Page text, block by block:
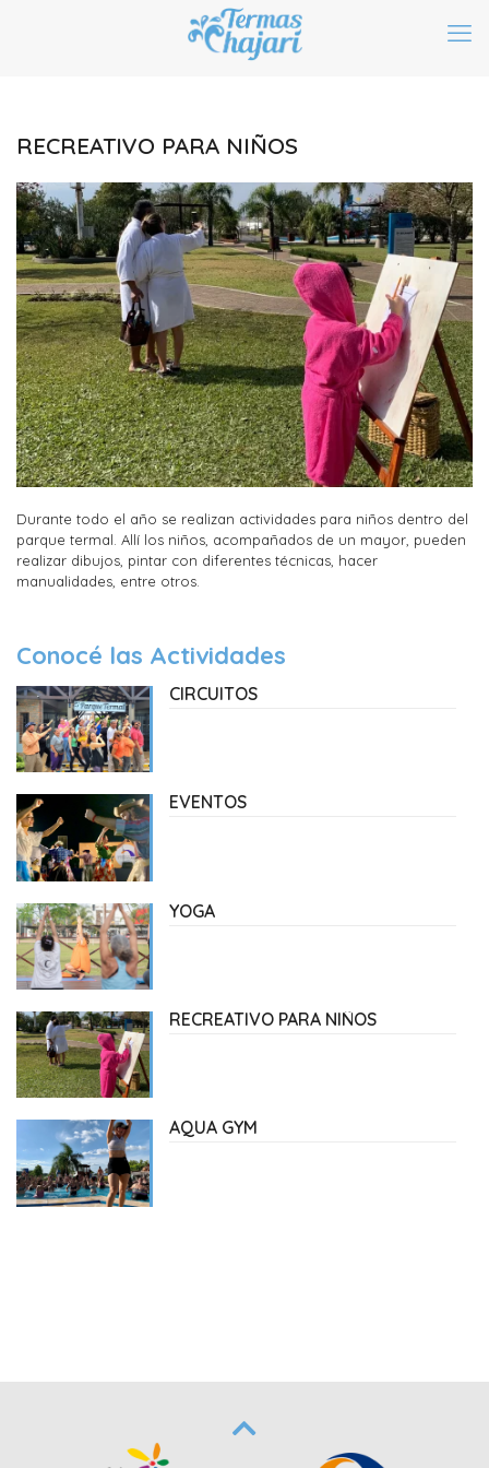
RECREATIVO PARA NIÑOS
Durante todo el año se realizan actividades para niños dentro del
parque termal. Allí los niños, acompañados de un mayor, pueden
realizar dibujos, pintar con diferentes técnicas, hacer
manualidades, entre otros.
Conocé las Actividades
CIRCUITOS
EVENTOS
YOGA
RECREATIVO PARA NIÑOS
AQUA GYM